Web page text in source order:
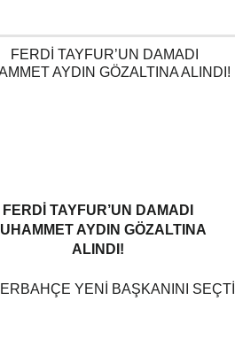
FERDI TAYFUR’UN DAMADI
AYDIN GÖZALTINA
ALINDI!